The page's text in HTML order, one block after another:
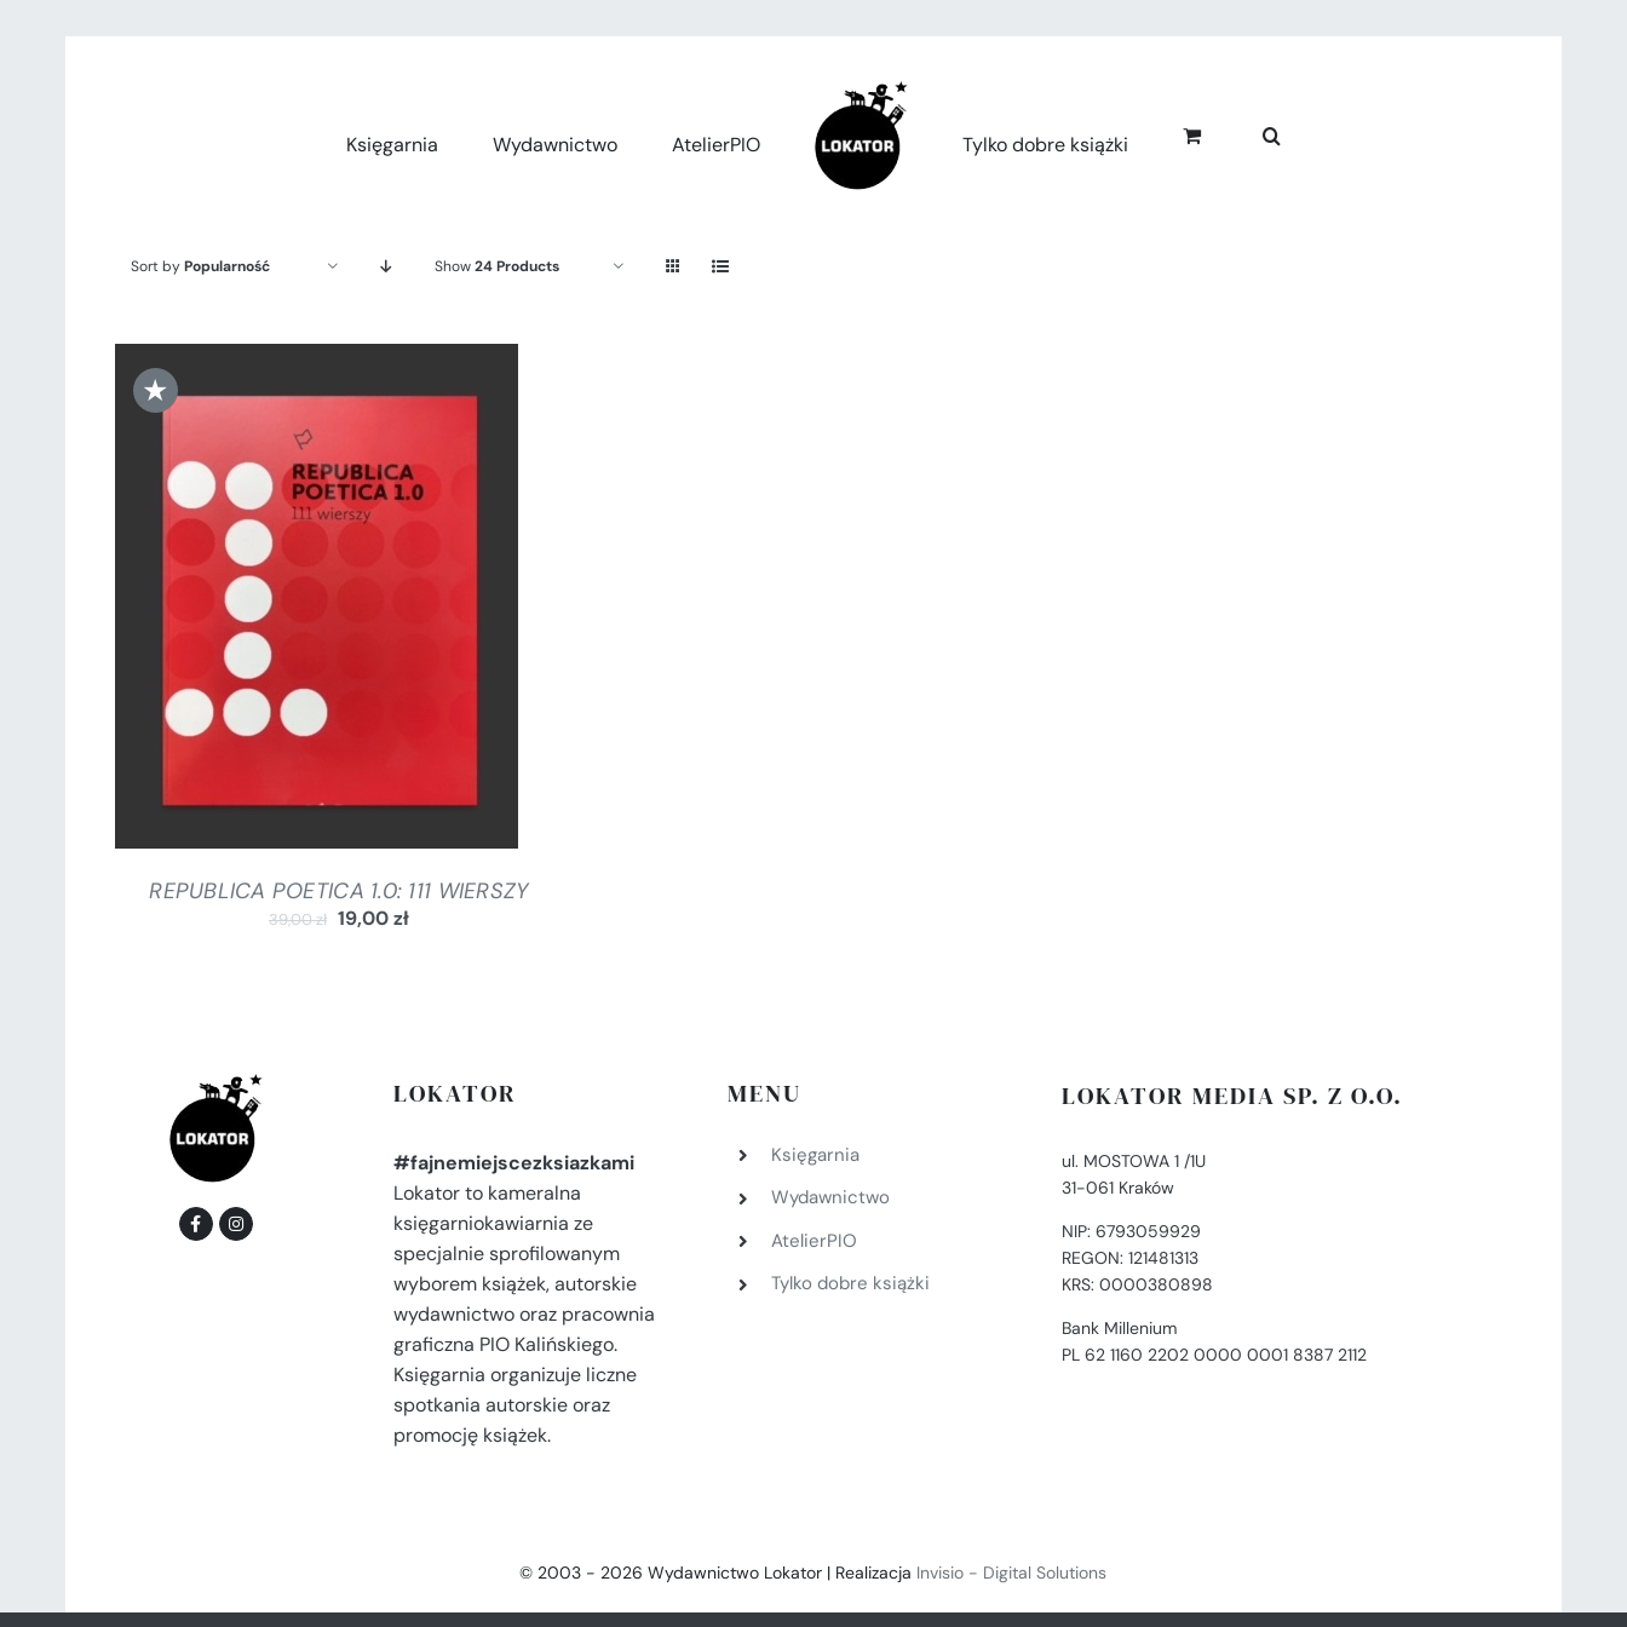
Księgarnia
Wydawnictwo AtelierPIO Tylko dobre książki
Sort byPopularność Show24 Products
★
DODAJ DO KOSZYKA
REPUBLICA POETICA 1.0: 111 WIERSZY
39,00zł 19,00zł
LOKATOR
#fajnemiejscezksiazkami
Lokator to kameralna
księgarniokawiarnia ze
specjalnie sprofilowanym
wyborem książek, autorskie
wydawnictwo oraz pracownia
graficzna PIO Kalińskiego.
Księgarnia organizuje liczne
spotkania autorskie oraz
promocję książek.
MENU
Księgarnia
Wydawnictwo
AtelierPIO
Tylko dobre książki
LOKATOR MEDIA SP. Z O.O.
ul. MOSTOWA 1 /1U
31-061 Kraków
NIP: 6793059929
REGON: 121481313
KRS: 0000380898
Bank Millenium
PL 62 1160 2202 0000 0001 8387 2112
© 2003 - 2026 Wydawnictwo Lokator | Realizacja Invisio - Digital Solutions